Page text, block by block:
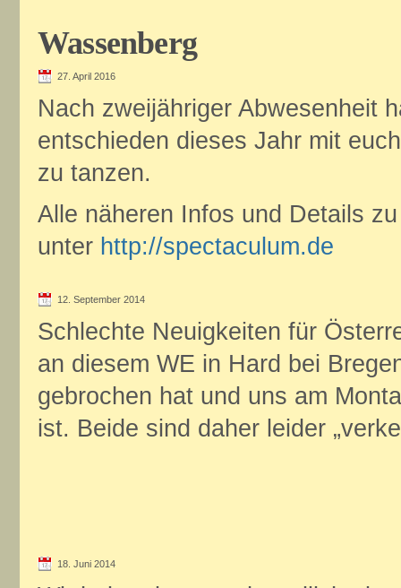
Wassenberg
27. April 2016
Nach zweijähriger Abwesenheit
entschieden dieses Jahr mit
zu tanzen.
Alle näheren Infos und Details
unter http://spectaculum.de
12. September 2014
Schlechte Neuigkeiten für
an diesem WE in Hard bei
gebrochen hat und uns am
ist. Beide sind daher leider
18. Juni 2014